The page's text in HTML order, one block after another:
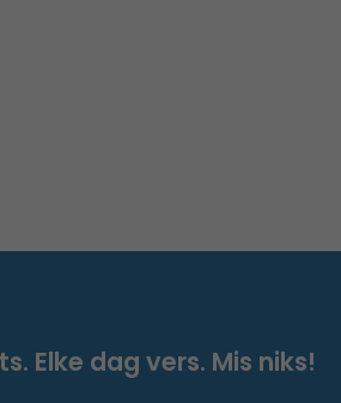
Elke dag vers. Mis niks!